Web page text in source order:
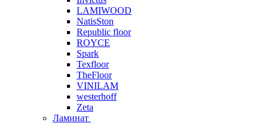
LAMIWOOD
NatisSton
Republic floor
ROYCE
Spark
Texfloor
TheFloor
VINILAM
westerhoff
Zeta
Ламинат